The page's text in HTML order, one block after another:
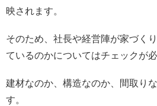
映されます。
そのため、社長や経営陣が家づく
ているのかについてはチェックが必
建材なのか、構造なのか、間取り
す。